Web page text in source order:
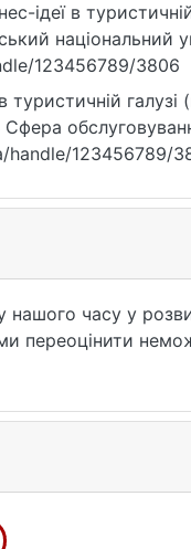
ідеї в
національний
123456789/3806
Сфера
123456789/
часу у
переоцінити
залишає в пам'яті
а також
це зі